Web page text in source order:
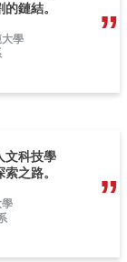
鏈結。
學
文科技學
之路。